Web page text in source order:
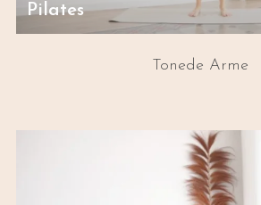
Pilates
Tonede Arme